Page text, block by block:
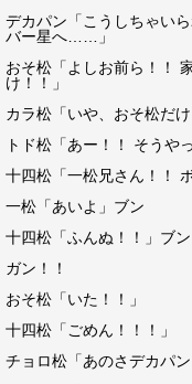
デカパン「こうしちゃい
バー星へ……」
おそ松「よしお前ら！！
け！！」
カラ松「いや、おそ松だ
トド松「あー！！ そうや
十四松「一松兄さん！！
一松「あいよ」ブン
十四松「ふんぬ！！」ブン
ガン！！
おそ松「いた！！」
十四松「ごめん！！！」
チョロ松「あのさデカパ